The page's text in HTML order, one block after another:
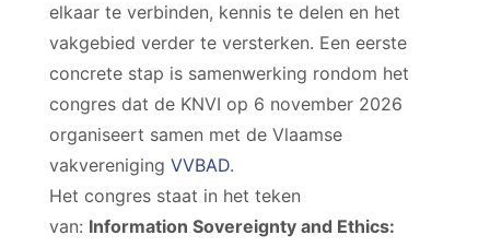
elkaar te verbinden, kennis te delen en het
vakgebied verder te versterken. Een eerste
concrete stap is samenwerking rondom het
congres dat de KNVI op 6 november 2026
organiseert samen met de Vlaamse
vakvereniging VVBAD.
Het congres staat in het teken
van: Information Sovereignty and Ethics: